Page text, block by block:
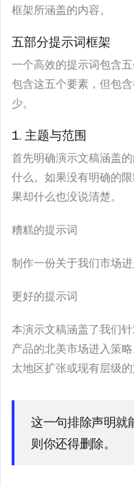
框架所涵盖的内容。
五部分提示词框架
一个高效的提示词包含
包含这五个要素，但包
少。
1. 主题与范围
首先明确演示文稿涵盖
什么。如果没有明确的
果却什么也没说清楚。
糟糕的提示词
制作一份关于我们市场进
更好的提示词
本演示文稿涵盖了我们
产品的北美市场进入策
太地区扩张或现有层级的
这一句排除声明就
则你还得删除。